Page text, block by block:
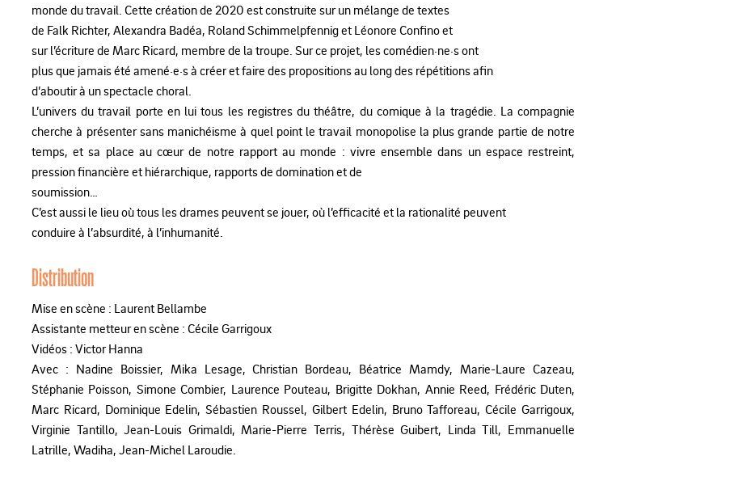
monde du travail. Cette création de 2020 est construite sur un mélange de textes
de Falk Richter, Alexandra Badéa, Roland Schimmelpfennig et Léonore Confino et
sur l’écriture de Marc Ricard, membre de la troupe. Sur ce projet, les comédien·ne·s ont
plus que jamais été amené·e·s à créer et faire des propositions au long des répétitions afin
d’aboutir à un spectacle choral.
L’univers du travail porte en lui tous les registres du théâtre, du comique à la tragédie. La compagnie
cherche à présenter sans manichéisme à quel point le travail monopolise la plus grande partie de notre
temps, et sa place au cœur de notre rapport au monde : vivre ensemble dans un espace restreint,
pression financière et hiérarchique, rapports de domination et de
soumission…
C’est aussi le lieu où tous les drames peuvent se jouer, où l’efficacité et la rationalité peuvent
conduire à l’absurdité, à l’inhumanité.
Distribution
Mise en scène : Laurent Bellambe
Assistante metteur en scène : Cécile Garrigoux
Vidéos : Victor Hanna
Avec : Nadine Boissier, Mika Lesage, Christian Bordeau, Béatrice Mamdy, Marie-Laure Cazeau,
Stéphanie Poisson, Simone Combier, Laurence Pouteau, Brigitte Dokhan, Annie Reed, Frédéric Duten,
Marc Ricard, Dominique Edelin, Sébastien Roussel, Gilbert Edelin, Bruno Tafforeau, Cécile Garrigoux,
Virginie Tantillo, Jean-Louis Grimaldi, Marie-Pierre Terris, Thérèse Guibert, Linda Till, Emmanuelle
Latrille, Wadiha, Jean-Michel Laroudie.